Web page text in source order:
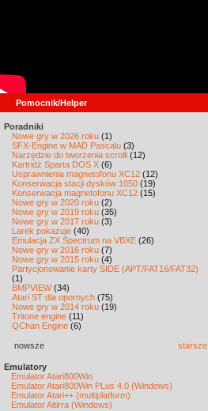
Pomocnik/Helper
Poradniki
Nowe gry w 2026 roku (1)
SFX-Engine w MAD Pascalu (3)
Narzędzie do tworzenia scrolli (12)
Kartridż Sparta DOS X (6)
Usprawnienia magnetofonu XC12 (12)
Konserwacja stacji dysków 1050 (19)
Konserwacja magnetofonu XC12 (15)
Nowe gry w 2020 roku (2)
Nowe gry w 2019 roku (35)
Nowe gry w 2017 roku (3)
Larek pokazuje (40)
Emulacja ZX Spectrum na VBXE (26)
Nowe gry w 2016 roku (7)
Nowe gry w 2015 roku (4)
Partycjonowanie karty SIDE (APT/FAT16/FAT32)
(1)
BMPVIEW(34)
Atari ST dla opornych (75)
Nowe gry w 2014 roku (19)
Tritone engine (11)
QChan Engine (6)
nowsze starsze
Emulatory
Emulator Atari800Win
Emulator Atari800Win PLus 4.0 (Windows)
Emulator Atari++ (multiplatform)
Emulator Altirra (Windows)